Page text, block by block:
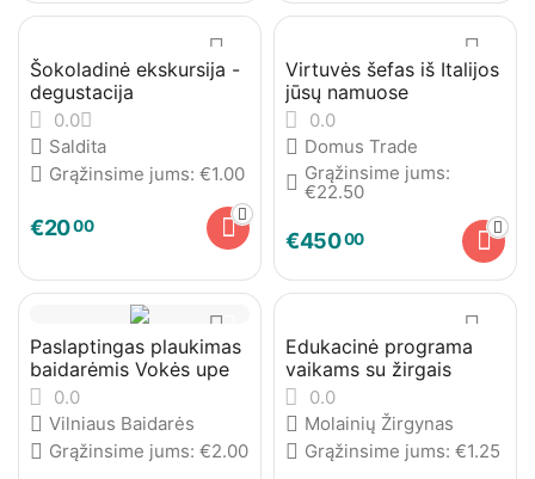
Šokoladinė ekskursija -
degustacija
0.0
Saldita
Grąžinsime jums: €1.00
€2000
Virtuvės šefas iš Italijos
jūsų namuose
0.0
Domus Trade
Grąžinsime jums:
€22.50
€45000
Paslaptingas plaukimas
baidarėmis Vokės upe
0.0
Vilniaus Baidarės
Grąžinsime jums: €2.00
Edukacinė programa
vaikams su žirgais
0.0
Molainių Žirgynas
Grąžinsime jums: €1.25